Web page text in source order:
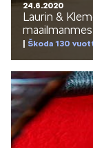
24.6.2020
Laurin &
Škoda 130